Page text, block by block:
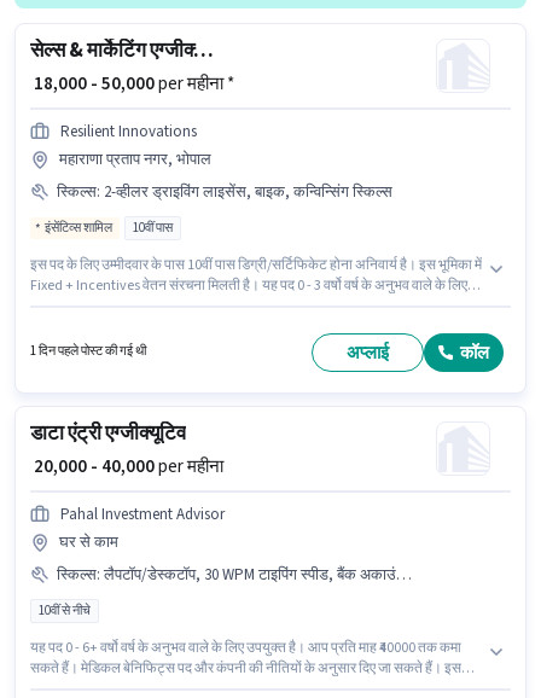
सेल्स & मार्केटिंग एग्जीक्यूटिव
₹ 18,000 - 50,000per महीना *
Resilient Innovations
महाराणा प्रताप नगर, भोपाल
स्किल्स: 2-व्हीलर ड्राइविंग लाइसेंस, बाइक, कन्विन्सिंग स्किल्स
इंसेंटिव्स शामिल 10वीं पास
इस पद के लिए उम्मीदवार के पास 10वीं पास डिग्री/सर्टिफिकेट होना अनिवार्य है। इस भूमिका में
Fixed + Incentives वेतन संरचना मिलती है। यह पद 0 - 3 वर्षो वर्ष के अनुभव वाले के लिए
है। इस भूमिका के लिए उम्मीदवार के पास कन्विन्सिंग स्किल्स होना अनिवार्य है।
1 दिन पहले पोस्ट की गई थी अप्लाई कॉल
डाटा एंट्री एग्जीक्यूटिव
₹ 20,000 - 40,000per महीना
Pahal Investment Advisor
घर से काम
स्किल्स: लैपटॉप/डेस्कटॉप, 30 WPM टाइपिंग स्पीड, बैंक अकाउंट, PAN कार्ड, आधार कार्ड, कंप्यूटर नॉलेज, डाटा एंट्री, MS Word, ईमेल राइटिंग, MS Excel, इंटरनेट कनेक्शन, इंटरनेट सर्फिंग
10वीं से नीचे
यह पद 0 - 6+ वर्षो वर्ष के अनुभव वाले के लिए उपयुक्त है। आप प्रति माह ₹40000 तक कमा
सकते हैं। मेडिकल बेनिफिट्स पद और कंपनी की नीतियों के अनुसार दिए जा सकते हैं। इस